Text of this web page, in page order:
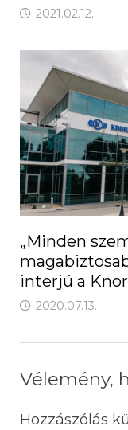
2021.02.12.
„Minden
interjú a
2020.07.13.
Vélemény,
Hozzászólás